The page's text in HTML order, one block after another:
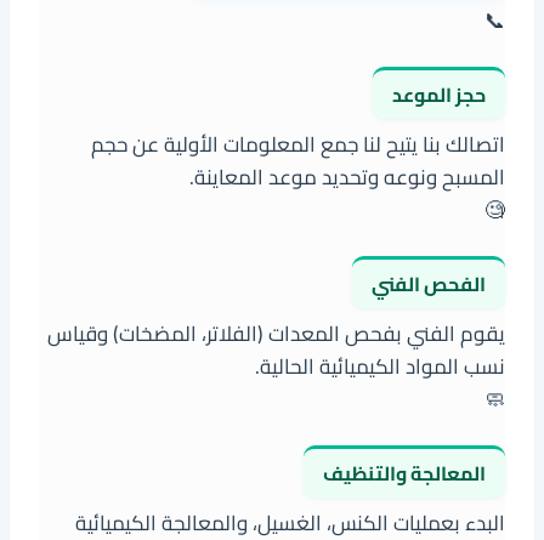
📞
حجز الموعد
اتصالك بنا يتيح لنا جمع المعلومات الأولية عن حجم
المسبح ونوعه وتحديد موعد المعاينة.
🧐
الفحص الفني
يقوم الفني بفحص المعدات (الفلاتر، المضخات) وقياس
نسب المواد الكيميائية الحالية.
🧼
المعالجة والتنظيف
البدء بعمليات الكنس، الغسيل، والمعالجة الكيميائية